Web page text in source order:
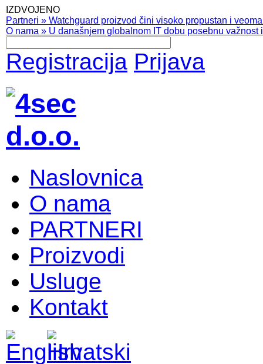
IZDVOJENO
Partneri » Watchguard proizvod čini visoko propustan i
O nama » U današnjem globalnom IT dobu posebnu
Registracija Prijava
Naslovnica
O nama
PARTNERI
Proizvodi
Usluge
Kontakt